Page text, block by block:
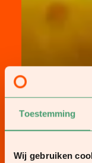
Toestemming
Wij gebruiken